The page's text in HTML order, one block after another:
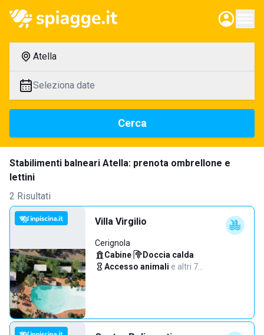
Atella
Seleziona date
Cerca
Stabilimenti balneari Atella: prenota ombrellone e
lettini
2 Risultati
Villa Virgilio
Cerignola
Cabine· Doccia calda·
Accesso animali·e altri 7…